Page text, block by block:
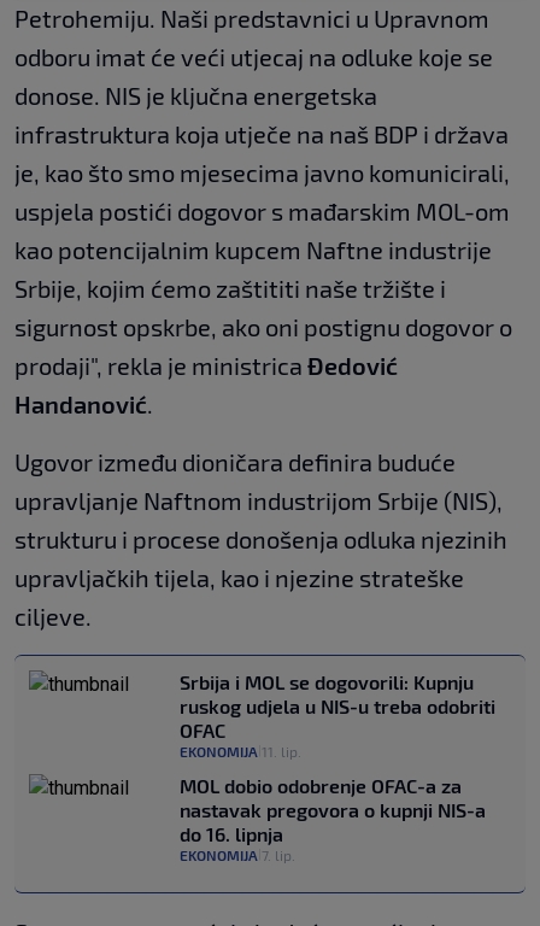
Petrohemiju. Naši predstavnici u Upravnom
odboru imat će veći utjecaj na odluke koje se
donose. NIS je ključna energetska
infrastruktura koja utječe na naš BDP i država
je, kao što smo mjesecima javno komunicirali,
uspjela postići dogovor s mađarskim MOL-om
kao potencijalnim kupcem Naftne industrije
Srbije, kojim ćemo zaštititi naše tržište i
sigurnost opskrbe, ako oni postignu dogovor o
prodaji", rekla je ministrica Đedović
Handanović
Ugovor između dioničara definira buduće
upravljanje Naftnom industrijom Srbije (NIS),
strukturu i procese donošenja odluka njezinih
upravljačkih tijela, kao i njezine strateške
ciljeve.
Srbija i MOL se dogovorili: Kupnju
ruskog udjela u NIS-u treba odobriti
OFAC
EKONOMIJA 11. lip.
MOL dobio odobrenje OFAC-a za
nastavak pregovora o kupnji NIS-a
do 16. lipnja
EKONOMIJA 7. lip.